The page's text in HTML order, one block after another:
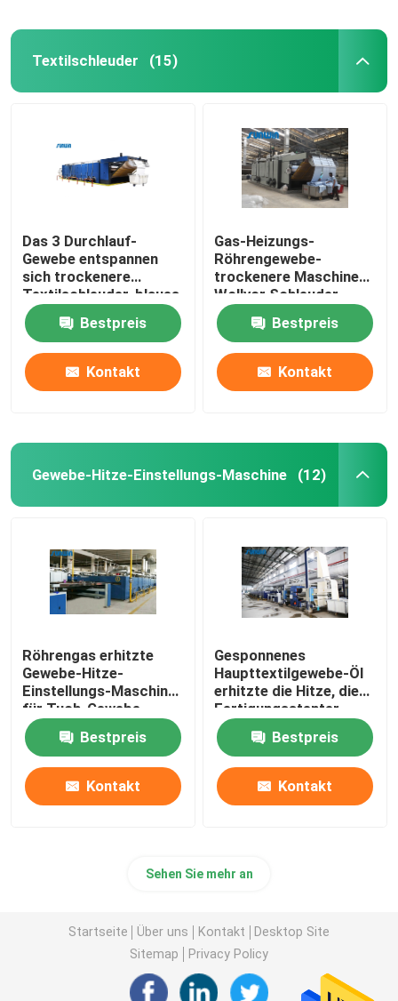
Textilschleuder (15)
Das 3 Durchlauf-
Gewebe entspannen
sich trockenere
Textilschleuder-blaues
Weiß
Bestpreis
Kontakt
Gas-Heizungs-
Röhrengewebe-
trockenere Maschinen-
Wollvor Schleuder
50m/Min
Bestpreis
Kontakt
Gewebe-Hitze-Einstellungs-Maschine (12)
Röhrengas erhitzte
Gewebe-Hitze-
Einstellungs-Maschine
für Tuch-Gewebe
2200mm
Bestpreis
Kontakt
Gesponnenes
Haupttextilgewebe-Öl
erhitzte die Hitze, die
Fertigungsstenter-
Maschine einstellt
Bestpreis
Kontakt
Sehen Sie mehr an
Startseite Über uns Kontakt
Desktop Site
Sitemap
Privacy Policy